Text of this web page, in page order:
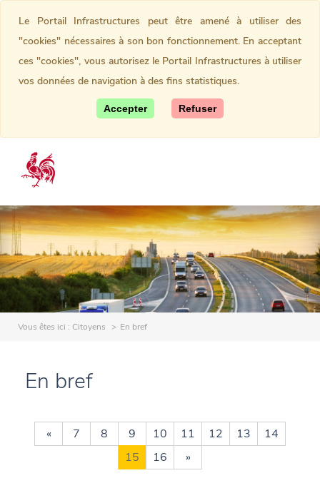
Vous êtes ici : Citoyens En bref
En bref
« 7 8 9 10 11 12 13
14
15
16 »
Le Portail Infrastructures peut être amené à utiliser des
"cookies" nécessaires à son bon fonctionnement. En acceptant
ces "cookies", vous autorisez le Portail Infrastructures à utiliser
vos données de navigation à des fins statistiques.
Accepter Refuser